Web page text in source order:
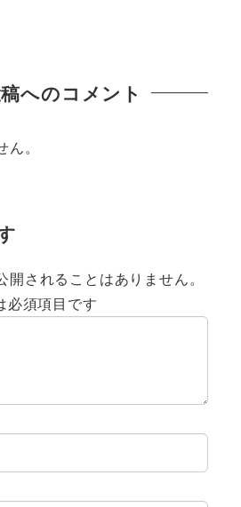
へのコメント
。
開されることはありません。
必須項目です